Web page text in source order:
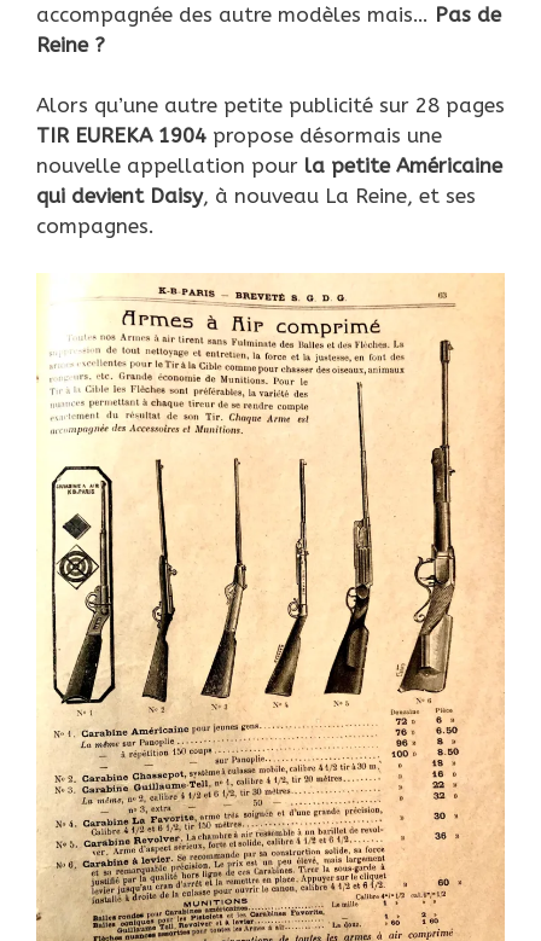
accompagnée des autre modèles mais… Pas de
Reine ?
Alors qu’une autre petite publicité sur 28 pages
TIR EUREKA 1904 propose désormais une
nouvelle appellation pour la petite Américaine
qui devient Daisy, à nouveau La Reine, et ses
compagnes.